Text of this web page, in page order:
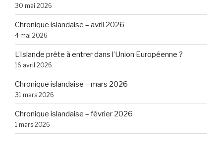
30 mai 2026
Chronique islandaise – avril 2026
4 mai 2026
L’Islande prête à entrer dans l’Union Européenne ?
16 avril 2026
Chronique islandaise – mars 2026
31 mars 2026
Chronique islandaise – février 2026
1 mars 2026